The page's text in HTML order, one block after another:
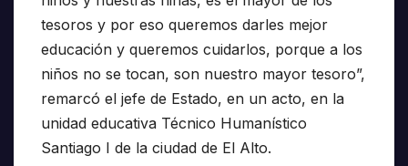
tesoros y por eso queremos darles mejor
educación y queremos cuidarlos, porque a los
niños no se tocan, son nuestro mayor tesoro”,
remarcó el jefe de Estado, en un acto, en la
unidad educativa Técnico Humanístico
Santiago I de la ciudad de El Alto.